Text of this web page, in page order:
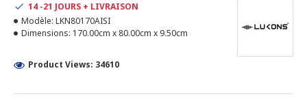
14 -21 JOURS + LIVRAISON
Modèle: LKN80170AISI
Dimensions: 170.00cm x 80.00cm x 9.50cm
Product Views: 34610